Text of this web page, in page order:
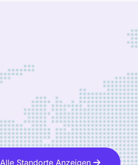
Alle Standorte Anzeigen